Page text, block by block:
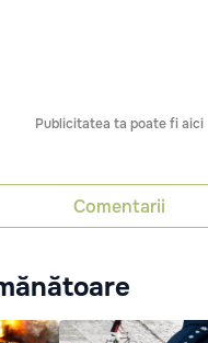
Publicitatea ta poate fi aici
Comentarii